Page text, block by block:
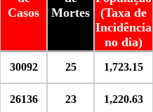
Casos
Mortes
(Taxa de
Incidência
no dia)
30092 25 1,723.15
26136 23 1,220.63